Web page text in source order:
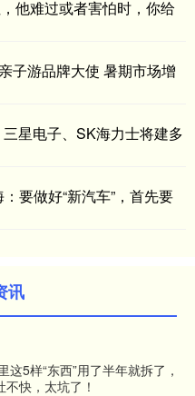
他难过或者害怕时，你给
子游品牌大使 暑期市场增
星电子、SK海力士将建多
要做好“新汽车”，首先要
讯
这5样“东西”用了半年就拆了，
快，太坑了！